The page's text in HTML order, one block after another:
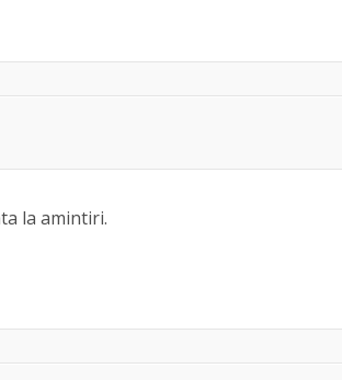
la amintiri.